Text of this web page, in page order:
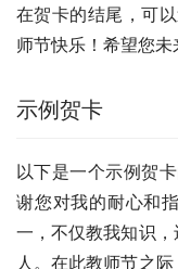
在贺卡的结尾，可
师节快乐！希望您
示例贺卡
以下是一个示例贺
谢您对我的耐心和
一，不仅教我知识
人。在此教师节之